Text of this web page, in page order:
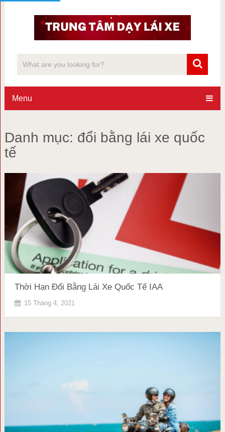
Menu
Danh mục: đổi bằng lái xe quốc
tế
Thời Hạn Đổi Bằng Lái Xe Quốc Tế IAA
15 Tháng 4, 2021